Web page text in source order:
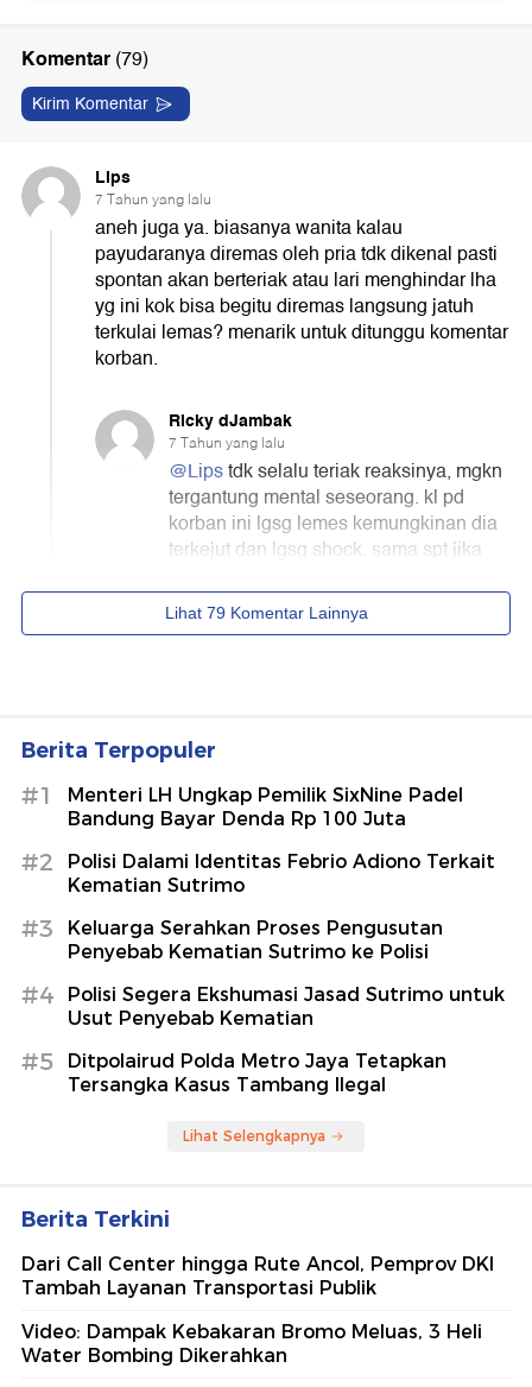
Berita Terpopuler
#1
Menteri LH Ungkap Pemilik SixNine Padel
Bandung Bayar Denda Rp 100 Juta
#2
Polisi Dalami Identitas Febrio Adiono Terkait
Kematian Sutrimo
#3
Keluarga Serahkan Proses Pengusutan
Penyebab Kematian Sutrimo ke Polisi
#4
Polisi Segera Ekshumasi Jasad Sutrimo untuk
Usut Penyebab Kematian
#5
Ditpolairud Polda Metro Jaya Tetapkan
Tersangka Kasus Tambang Ilegal
Lihat Selengkapnya
Berita Terkini
Dari Call Center hingga Rute Ancol, Pemprov DKI
Tambah Layanan Transportasi Publik
Video: Dampak Kebakaran Bromo Meluas, 3 Heli
Water Bombing Dikerahkan